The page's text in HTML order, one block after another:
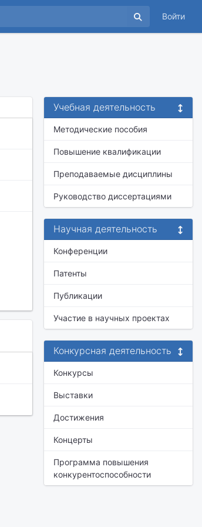
Войти
Учебная деятельность
Методические пособия
Повышение квалификации
Преподаваемые дисциплины
Руководство диссертациями
Научная деятельность
Конференции
Патенты
Публикации
Участие в научных проектах
Конкурсная деятельность
Конкурсы
Выставки
Достижения
Концерты
Программа повышения
конкурентоспособности